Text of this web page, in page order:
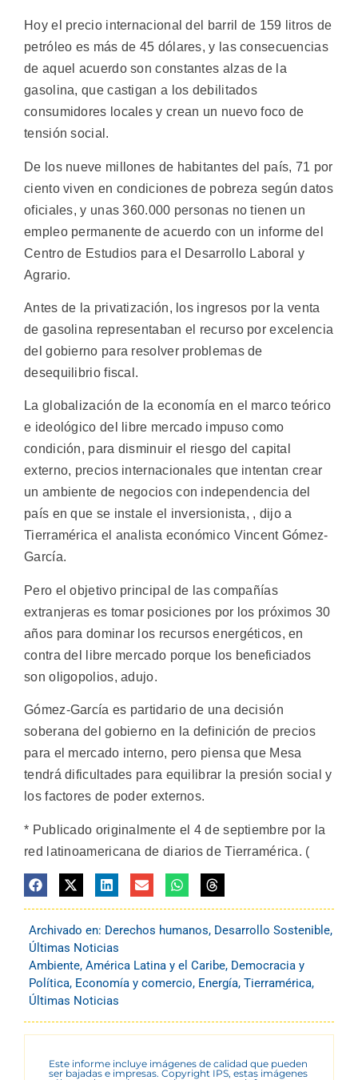
Hoy el precio internacional del barril de 159 litros de
petróleo es más de 45 dólares, y las consecuencias
de aquel acuerdo son constantes alzas de la
gasolina, que castigan a los debilitados
consumidores locales y crean un nuevo foco de
tensión social.
De los nueve millones de habitantes del país, 71 por
ciento viven en condiciones de pobreza según datos
oficiales, y unas 360.000 personas no tienen un
empleo permanente de acuerdo con un informe del
Centro de Estudios para el Desarrollo Laboral y
Agrario.
Antes de la privatización, los ingresos por la venta
de gasolina representaban el recurso por excelencia
del gobierno para resolver problemas de
desequilibrio fiscal.
La globalización de la economía en el marco teórico
e ideológico del libre mercado impuso como
condición, para disminuir el riesgo del capital
externo, precios internacionales que intentan crear
un ambiente de negocios con independencia del
país en que se instale el inversionista, , dijo a
Tierramérica el analista económico Vincent Gómez-
García.
Pero el objetivo principal de las compañías
extranjeras es tomar posiciones por los próximos 30
años para dominar los recursos energéticos, en
contra del libre mercado porque los beneficiados
son oligopolios, adujo.
Gómez-García es partidario de una decisión
soberana del gobierno en la definición de precios
para el mercado interno, pero piensa que Mesa
tendrá dificultades para equilibrar la presión social y
los factores de poder externos.
* Publicado originalmente el 4 de septiembre por la
red latinoamericana de diarios de Tierramérica. (
Archivado en: Derechos humanos, Desarrollo Sostenible,
Últimas Noticias
Ambiente, América Latina y el Caribe, Democracia y
Política, Economía y comercio, Energía, Tierramérica,
Últimas Noticias
Este informe incluye imágenes de calidad que pueden
ser bajadas e impresas. Copyright IPS, estas imágenes